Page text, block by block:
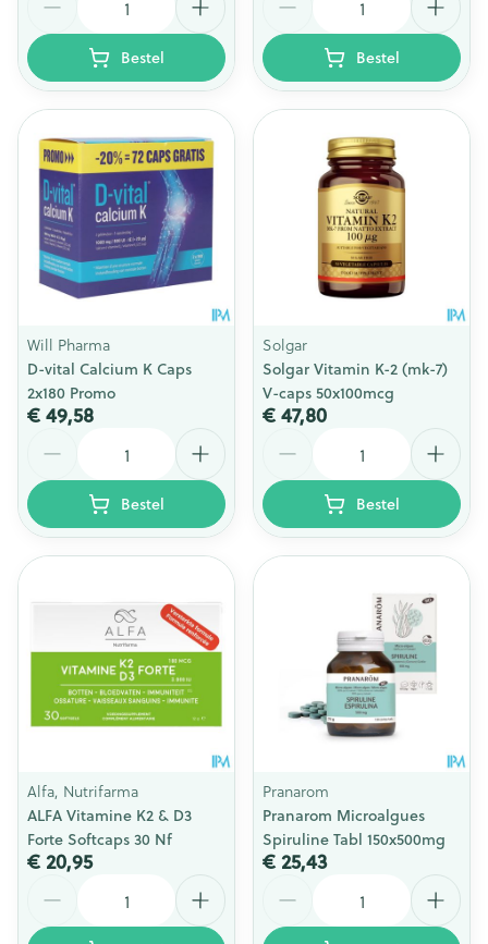
Bestel Bestel
Will Pharma
D-vital Calcium K Caps
2x180 Promo
€ 49,58
Bestel
Solgar
Solgar Vitamin K-2 (mk-7)
V-caps 50x100mcg
€ 47,80
Bestel
Alfa, Nutrifarma
ALFA Vitamine K2 & D3
Forte Softcaps 30 Nf
€ 20,95
Pranarom
Pranarom Microalgues
Spiruline Tabl 150x500mg
€ 25,43